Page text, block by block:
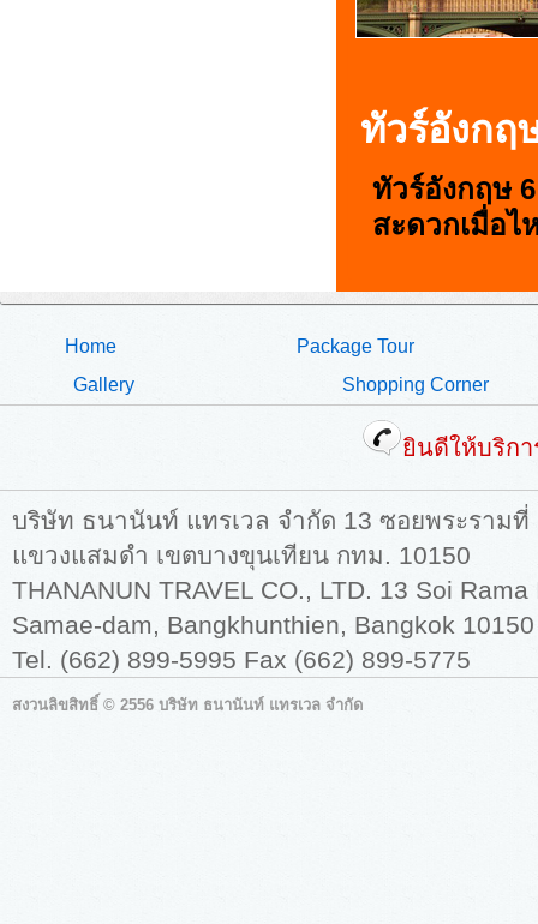
ทัวร์อังกฤ
ทัวร์อังกฤษ
สะดวกเมื่อไ
Home
Package Tour
Gallery
Shopping Corner
ยินดีให้บริกา
บริษัท ธนานันท์ แทรเวล จำกัด 13 ซอยพระรามที่
แขวงแสมดำ เขตบางขุนเทียน กทม. 10150
THANANUN TRAVEL CO., LTD. 13 Soi
Samae-dam, Bangkhunthien, Bangkok 10150
Tel. (662) 899-5995 Fax (662) 899-5775
สงวนลิขสิทธิ์ © 2556 บริษัท ธนานันท์ แทรเวล จำกัด